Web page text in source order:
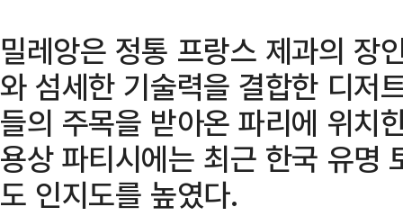
밀레앙은 정통 프랑스 제과의 장
와 섬세한 기술력을 결합한 디저
들의 주목을 받아온 파리에 위치
용상 파티시에는 최근 한국 유명
도 인지도를 높였다.